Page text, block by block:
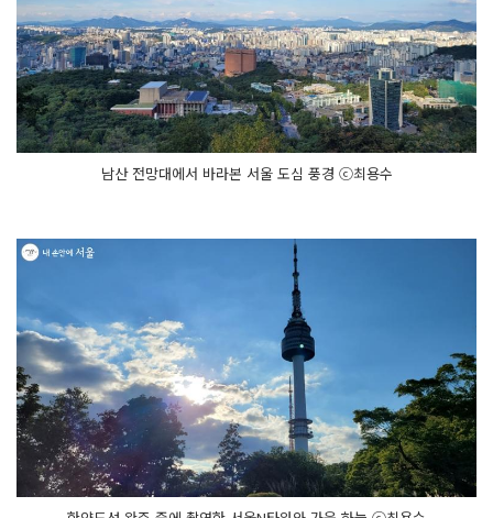
남산 전망대에서 바라본 서울 도심 풍경 ⓒ최용수